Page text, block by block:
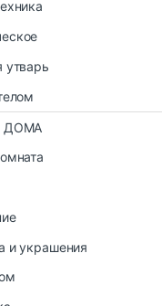
утварь
ДОМА
и украшения